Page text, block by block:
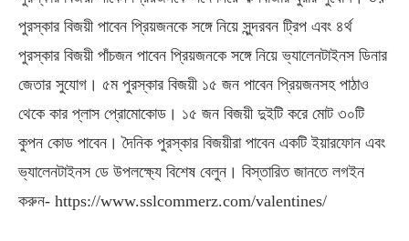
পুরস্কার বিজয়ী পাবেন প্রিয়জনকে সঙ্গে নিয়ে সুন্দরবন ট্রিপ এবং ৪র্থ
পুরস্কার বিজয়ী পাঁচজন পাবেন প্রিয়জনকে সঙ্গে নিয়ে ভ্যালেনটাইনস ডিনার
জেতার সুযোগ। ৫ম পুরস্কার বিজয়ী ১৫ জন পাবেন প্রিয়জনসহ পাঠাও
থেকে কার প্লাস প্রোমোকোড। ১৫ জন বিজয়ী দুইটি করে মোট ৩০টি
কুপন কোড পাবেন। দৈনিক পুরস্কার বিজয়ীরা পাবেন একটি ইয়ারফোন এবং
ভ্যালেনটাইনস ডে উপলক্ষ্যে বিশেষ বেলুন। বিস্তারিত জানতে লগইন
করুন- https://www.sslcommerz.com/valentines/